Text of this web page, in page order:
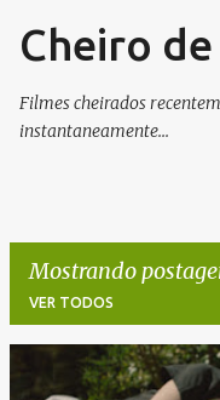
Pular
Cheiro
Filmes cheirados
instantaneamente...
Mostrando
VER TODOS